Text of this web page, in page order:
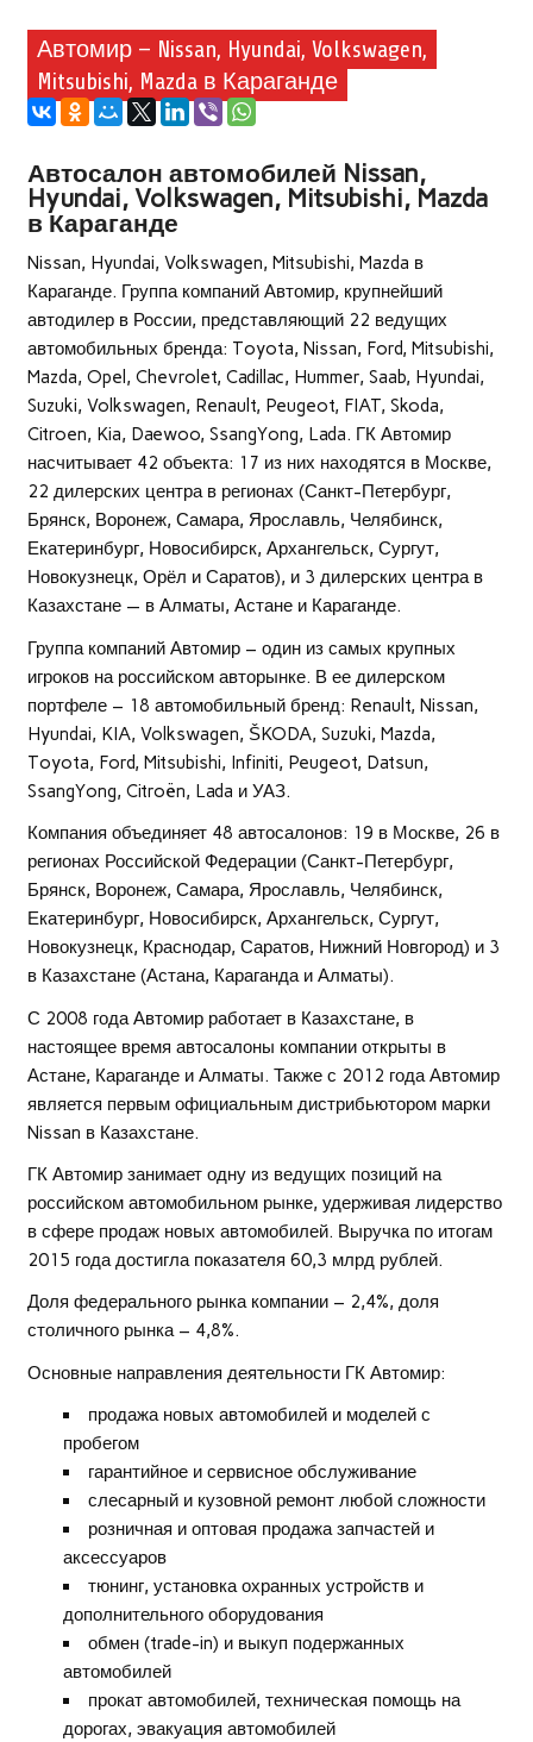
Автомир — Nissan, Hyundai, Volkswagen,
Mitsubishi, Mazda в Караганде
Автосалон автомобилей Nissan,
Hyundai, Volkswagen, Mitsubishi, Mazda
в Караганде
Nissan, Hyundai, Volkswagen, Mitsubishi, Mazda в
Караганде. Группа компаний Автомир, крупнейший
автодилер в России, представляющий 22 ведущих
автомобильных бренда: Toyota, Nissan, Ford, Mitsubishi,
Mazda, Opel, Chevrolet, Cadillac, Hummer, Saab, Hyundai,
Suzuki, Volkswagen, Renault, Peugeot, FIAT, Skoda,
Citroen, Kia, Daewoo, SsangYong, Lada. ГК Автомир
насчитывает 42 объекта: 17 из них находятся в Москве,
22 дилерских центра в регионах (Санкт-Петербург,
Брянск, Воронеж, Самара, Ярославль, Челябинск,
Екатеринбург, Новосибирск, Архангельск, Сургут,
Новокузнецк, Орёл и Саратов), и 3 дилерских центра в
Казахстане — в Алматы, Астане и Караганде.
Группа компаний Автомир – один из самых крупных
игроков на российском авторынке. В ее дилерском
портфеле – 18 автомобильный бренд: Renault, Nissan,
Hyundai, KIA, Volkswagen, ŠKODA, Suzuki, Mazda,
Toyota, Ford, Mitsubishi, Infiniti, Peugeot, Datsun,
SsangYong, Citroën, Lada и УАЗ.
Компания объединяет 48 автосалонов: 19 в Москве, 26 в
регионах Российской Федерации (Санкт-Петербург,
Брянск, Воронеж, Самара, Ярославль, Челябинск,
Екатеринбург, Новосибирск, Архангельск, Сургут,
Новокузнецк, Краснодар, Саратов, Нижний Новгород) и 3
в Казахстане (Астана, Караганда и Алматы).
С 2008 года Автомир работает в Казахстане, в
настоящее время автосалоны компании открыты в
Астане, Караганде и Алматы. Также с 2012 года Автомир
является первым официальным дистрибьютором марки
Nissan в Казахстане.
ГК Автомир занимает одну из ведущих позиций на
российском автомобильном рынке, удерживая лидерство
в сфере продаж новых автомобилей. Выручка по итогам
2015 года достигла показателя 60,3 млрд рублей.
Доля федерального рынка компании – 2,4%, доля
столичного рынка – 4,8%.
Основные направления деятельности ГК Автомир:
продажа новых автомобилей и моделей с
пробегом
гарантийное и сервисное обслуживание
слесарный и кузовной ремонт любой сложности
розничная и оптовая продажа запчастей и
аксессуаров
тюнинг, установка охранных устройств и
дополнительного оборудования
обмен (trade-in) и выкуп подержанных
автомобилей
прокат автомобилей, техническая помощь на
дорогах, эвакуация автомобилей